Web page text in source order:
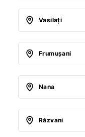
Vasilaţi
Frumuşani
Nana
Răzvani